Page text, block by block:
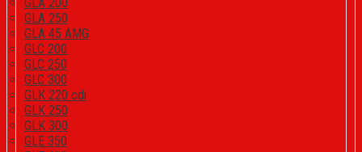
GLA 250
GLA 45 AMG
GLC 200
GLC 250
GLC 300
GLK 220 cdi
GLK 250
GLK 300
GLE 350